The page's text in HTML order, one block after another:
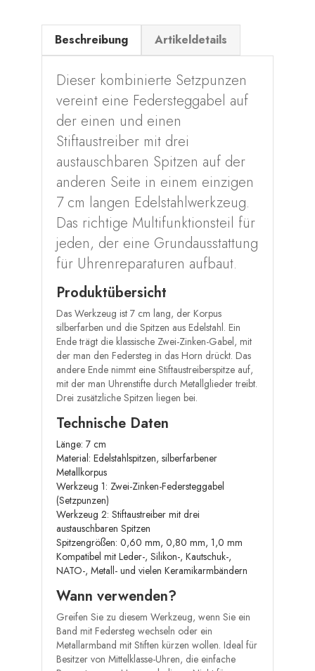
Beschreibung Artikeldetails
Dieser kombinierte Setzpunzen
vereint eine Federsteggabel auf
der einen und einen
Stiftaustreiber mit drei
austauschbaren Spitzen auf der
anderen Seite in einem einzigen
7 cm langen Edelstahlwerkzeug.
Das richtige Multifunktionsteil für
jeden, der eine Grundausstattung
für Uhrenreparaturen aufbaut.
Produktübersicht
Das Werkzeug ist 7 cm lang, der Korpus
silberfarben und die Spitzen aus Edelstahl. Ein
Ende trägt die klassische Zwei-Zinken-Gabel, mit
der man den Federsteg in das Horn drückt. Das
andere Ende nimmt eine Stiftaustreiberspitze auf,
mit der man Uhrenstifte durch Metallglieder treibt.
Drei zusätzliche Spitzen liegen bei.
Technische Daten
Länge: 7 cm
Material: Edelstahlspitzen, silberfarbener
Metallkorpus
Werkzeug 1: Zwei-Zinken-Federsteggabel
(Setzpunzen)
Werkzeug 2: Stiftaustreiber mit drei
austauschbaren Spitzen
Spitzengrößen: 0,60 mm, 0,80 mm, 1,0 mm
Kompatibel mit Leder-, Silikon-, Kautschuk-,
NATO-, Metall- und vielen Keramikarmbändern
Wann verwenden?
Greifen Sie zu diesem Werkzeug, wenn Sie ein
Band mit Federsteg wechseln oder ein
Metallarmband mit Stiften kürzen wollen. Ideal für
Besitzer von Mittelklasse-Uhren, die einfache